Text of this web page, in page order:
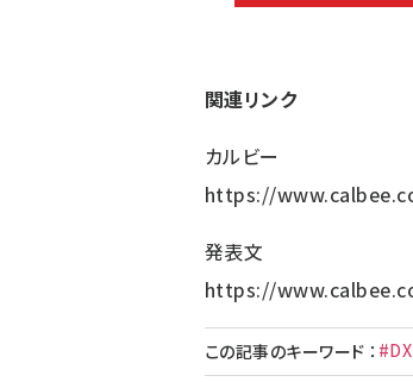
関連リンク
カルビー
https://
発表文
https://
この記事のキーワード ： #DX